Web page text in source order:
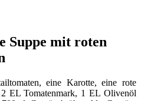
Suppe mit roten
eine Karotte, eine rote
EL Tomatenmark, 1 EL Olivenöl